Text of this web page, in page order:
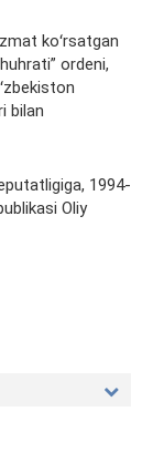
koʻrsatgan
ordeni,
bilan
1994-
Oliy